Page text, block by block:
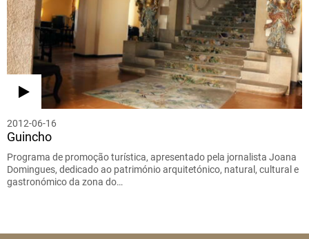
2012-06-16
Guincho
Programa de promoção turística, apresentado pela jornalista Joana
Domingues, dedicado ao património arquitetónico, natural, cultural e
gastronómico da zona do…